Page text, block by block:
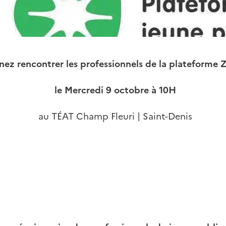
rencontrer les professionnels de la plateforme
le Mercredi 9 octobre à 10H
au TÉAT Champ Fleuri | Saint-Denis